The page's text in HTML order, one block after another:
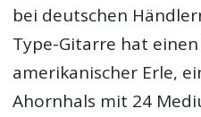
bei deutschen
Type-Gitarre hat
amerikanischer Erle,
Ahornhals mit 24